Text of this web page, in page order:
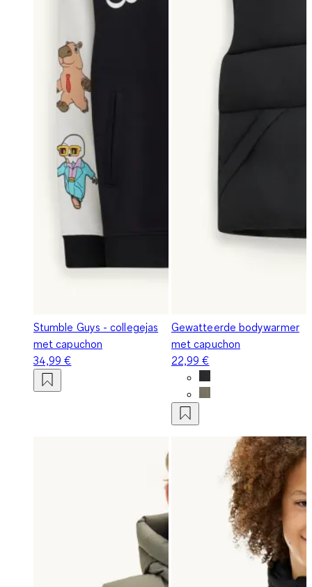
Stumble Guys - collegejas
met capuchon
34,99 €
Gewatteerde bodywarmer
met capuchon
22,99 €